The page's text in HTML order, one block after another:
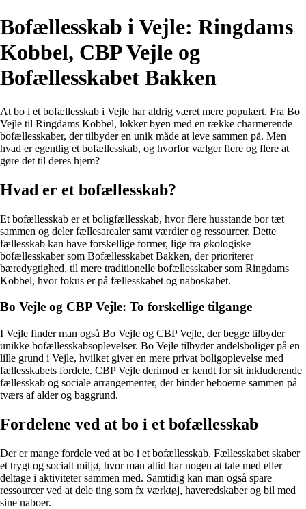
Bofællesskab i Vejle: Ringdams
Kobbel, CBP Vejle og
Bofællesskabet Bakken
At bo i et bofællesskab i Vejle har aldrig været mere populært. Fra Bo
Vejle til Ringdams Kobbel, lokker byen med en række charmerende
bofællesskaber, der tilbyder en unik måde at leve sammen på. Men
hvad er egentlig et bofællesskab, og hvorfor vælger flere og flere at
gøre det til deres hjem?
Hvad er et bofællesskab?
Et bofællesskab er et boligfællesskab, hvor flere husstande bor tæt
sammen og deler fællesarealer samt værdier og ressourcer. Dette
fællesskab kan have forskellige former, lige fra økologiske
bofællesskaber som Bofællesskabet Bakken, der prioriterer
bæredygtighed, til mere traditionelle bofællesskaber som Ringdams
Kobbel, hvor fokus er på fællesskabet og naboskabet.
Bo Vejle og CBP Vejle: To forskellige tilgange
I Vejle finder man også Bo Vejle og CBP Vejle, der begge tilbyder
unikke bofællesskabsoplevelser. Bo Vejle tilbyder andelsboliger på en
lille grund i Vejle, hvilket giver en mere privat boligoplevelse med
fællesskabets fordele. CBP Vejle derimod er kendt for sit inkluderende
fællesskab og sociale arrangementer, der binder beboerne sammen på
tværs af alder og baggrund.
Fordelene ved at bo i et bofællesskab
Der er mange fordele ved at bo i et bofællesskab. Fællesskabet skaber
et trygt og socialt miljø, hvor man altid har nogen at tale med eller
deltage i aktiviteter sammen med. Samtidig kan man også spare
ressourcer ved at dele ting som fx værktøj, haveredskaber og bil med
sine naboer.